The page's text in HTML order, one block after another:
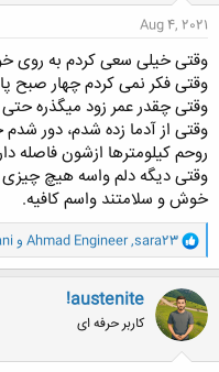
Aug 4, 2021
وقتی خیلی سعی کردم به روی
وقتی فکر نمی کردم چهار صبح
وقتی چقدر عمر زود میگذره
وقتی از آدما زده شدم، دور
روحم کیلومترها ازشون فاصله
وقتی دیگه دلم واسه هیچ چیزی
خوش و سلامتند واسم کافیه.
و
ا
ک
ن
ش
ه
ا
sara23
,
Ahmad Engineer و
!austenite
کاربر حرفه ای